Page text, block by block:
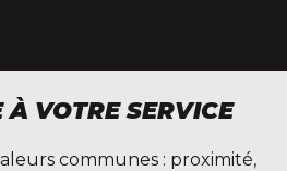
À VOTRE SERVICE
communes : proximité,